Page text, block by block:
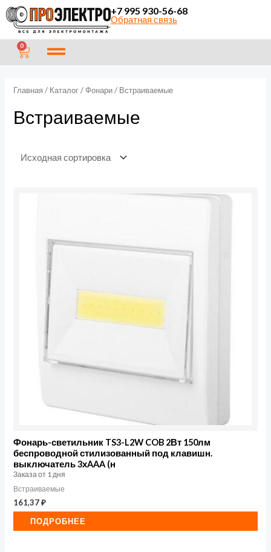
Перейти
содержимому
+7 995 930-56-68
Обратная связь
0 CART
П
Главная / Каталог/Фонари/ Встраиваемые
Встраиваемые
Фонарь-светильник TS3-L2W COB 2Вт 150лм
беспроводной стилизованный под клавишн.
выключатель 3хAAA (н
Заказа от 1 дня
Встраиваемые
161,37₽
ПОДРОБНЕЕ